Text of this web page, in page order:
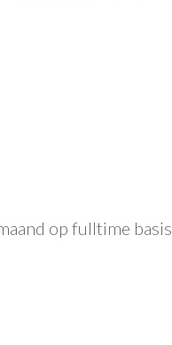
op fulltime basis